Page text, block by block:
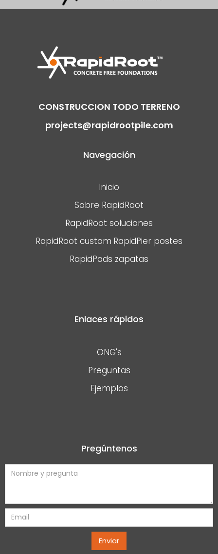
CONSTRUCCION TODO TERRENO
projects@rapidrootpile.com
Navegación
Inicio
Sobre RapidRoot
RapidRoot soluciones
RapidRoot custom RapidPier postes
RapidPads zapatas
Enlaces rápidos
ONG's
Preguntas
Ejemplos
Pregúntenos